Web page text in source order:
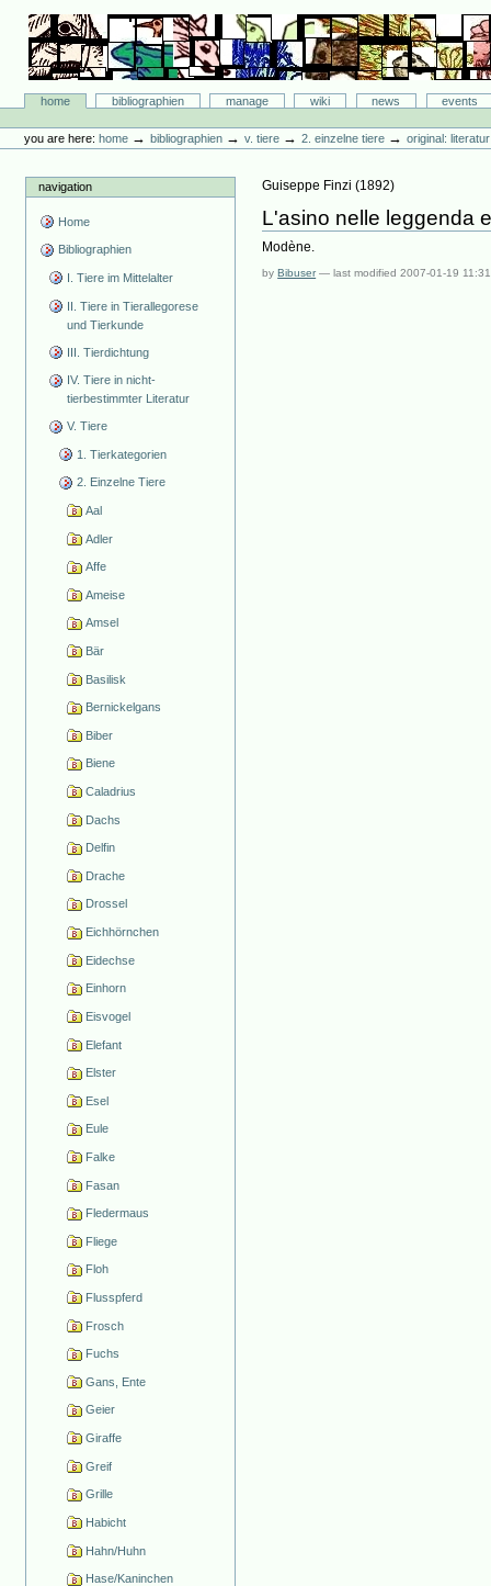
content.
navigation
Bibliographie-Portal
Sectionshome bibliographien manage wiki news
events
tools
you are here: home →bibliographien →v. tiere →2. einzelne tiere →original:
navigation
Home
Bibliographien
I. Tiere im Mittelalter
II. Tiere in Tierallegorese
und Tierkunde
III. Tierdichtung
IV. Tiere in nicht-
tierbestimmter Literatur
V. Tiere
1. Tierkategorien
2. Einzelne Tiere
Aal
Adler
Affe
Ameise
Amsel
Bär
Basilisk
Bernickelgans
Biber
Biene
Caladrius
Dachs
Delfin
Drache
Drossel
Eichhörnchen
Eidechse
Einhorn
Eisvogel
Elefant
Elster
Esel
Eule
Falke
Fasan
Fledermaus
Fliege
Floh
Flusspferd
Frosch
Fuchs
Gans, Ente
Geier
Giraffe
Greif
Grille
Habicht
Hahn/Huhn
Hase/Kaninchen
Guiseppe Finzi (1892)
L'asino nelle leggenda
Modène.
byBibuser —last modified2007-01-19 11:31